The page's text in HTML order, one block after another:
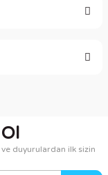
duyurulardan ilk sizin